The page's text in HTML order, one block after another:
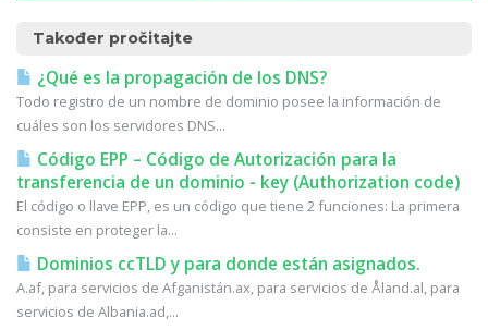
Također pročitajte
¿Qué es la propagación de los DNS?
Todo registro de un nombre de dominio posee la información de
cuáles son los servidores DNS...
Código EPP – Código de Autorización para la
transferencia de un dominio - key (Authorization code)
El código o llave EPP, es un código que tiene 2 funciones: La primera
consiste en proteger la...
Dominios ccTLD y para donde están asignados.
A.af, para servicios de Afganistán.ax, para servicios de Åland.al, para
servicios de Albania.ad,...